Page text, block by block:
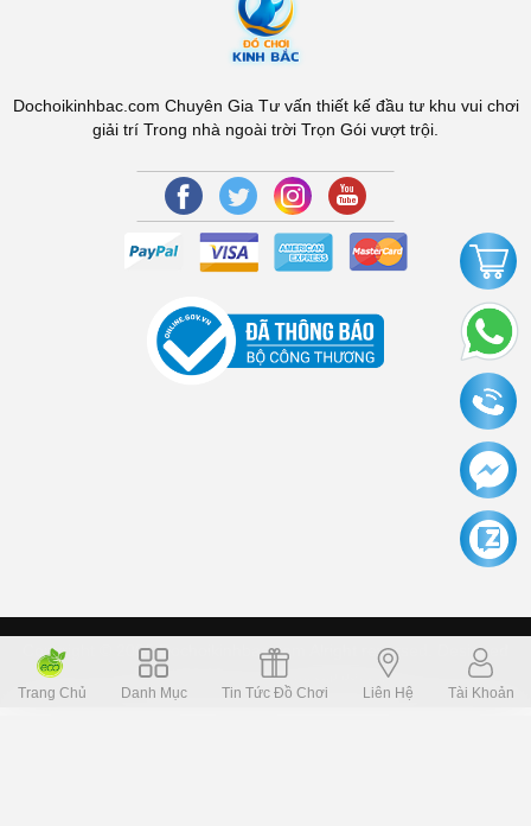
Dochoikinhbac.com Chuyên Gia Tư vấn thiết kế đầu tư khu vui chơi
giải trí Trong nhà ngoài trời Trọn Gói vượt trội.
Copyright © 2006 Dochoikinhbac.com Alright reversed. Designed
Dochoikinhbac.vn.cung cấp bởi sapo
Trang Chủ
Danh Mục Tin Tức Đồ Chơi Liên Hệ Tài Khoản